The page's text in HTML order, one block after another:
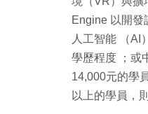
Engine 以開發
人工智能 （AI
學歷程度 ；或
14,000元的學
以上的學員，